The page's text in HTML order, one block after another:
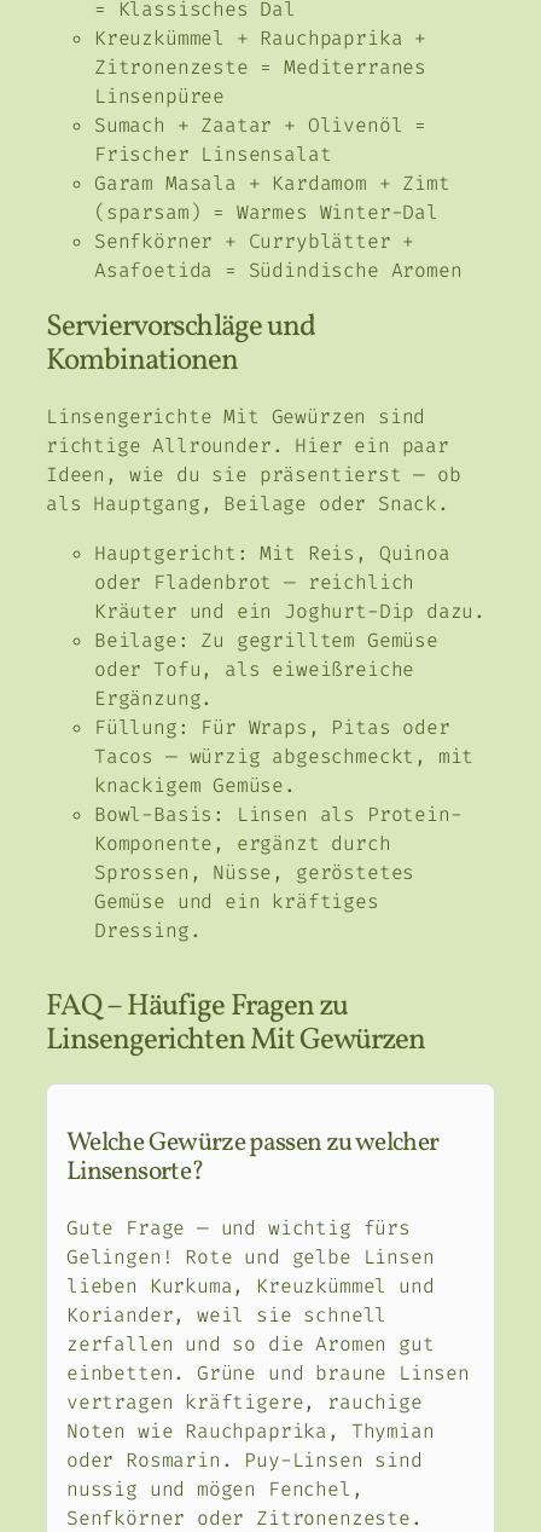
= Klassisches Dal
Kreuzkümmel + Rauchpaprika +
Zitronenzeste = Mediterranes
Linsenpüree
Sumach + Zaatar + Olivenöl =
Frischer Linsensalat
Garam Masala + Kardamom + Zimt
(sparsam) = Warmes Winter-Dal
Senfkörner + Curryblätter +
Asafoetida = Südindische Aromen
Serviervorschläge und
Kombinationen
Linsengerichte Mit Gewürzen sind
richtige Allrounder. Hier ein paar
Ideen, wie du sie präsentierst — ob
als Hauptgang, Beilage oder Snack.
Hauptgericht: Mit Reis, Quinoa
oder Fladenbrot — reichlich
Kräuter und ein Joghurt-Dip dazu.
Beilage: Zu gegrilltem Gemüse
oder Tofu, als eiweißreiche
Ergänzung.
Füllung: Für Wraps, Pitas oder
Tacos — würzig abgeschmeckt, mit
knackigem Gemüse.
Bowl-Basis: Linsen als Protein-
Komponente, ergänzt durch
Sprossen, Nüsse, geröstetes
Gemüse und ein kräftiges
Dressing.
FAQ – Häufige Fragen zu
Linsengerichten Mit Gewürzen
Welche Gewürze passen zu welcher
Linsensorte?
Gute Frage — und wichtig fürs
Gelingen! Rote und gelbe Linsen
lieben Kurkuma, Kreuzkümmel und
Koriander, weil sie schnell
zerfallen und so die Aromen gut
einbetten. Grüne und braune Linsen
vertragen kräftigere, rauchige
Noten wie Rauchpaprika, Thymian
oder Rosmarin. Puy-Linsen sind
nussig und mögen Fenchel,
Senfkörner oder Zitronenzeste.